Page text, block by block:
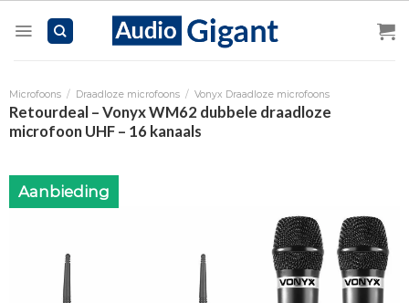
Microfoons / Draadloze microfoons / Vonyx Draadloze microfoons
Retourdeal – Vonyx WM62 dubbele draadloze
microfoon UHF – 16 kanaals
Aanbieding